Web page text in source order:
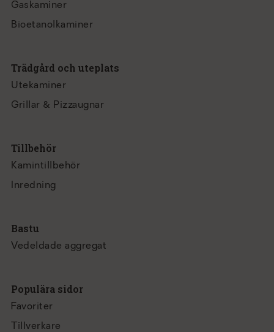
Gaskaminer
Bioetanolkaminer
Trädgård och uteplats
Utekaminer
Grillar & Pizzaugnar
Tillbehör
Kamintillbehör
Inredning
Bastu
Vedeldade aggregat
Populära sidor
Favoriter
Tillverkare